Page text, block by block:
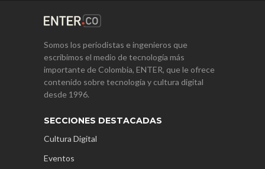
Somos los periodistas e ingenieros que
escribimos el medio de tecnología más
importante de Colombia, ENTER, que le ofrece
contenido sobre tecnología y cultura digital
desde 1996.
SECCIONES DESTACADAS
Cultura Digital
Eventos